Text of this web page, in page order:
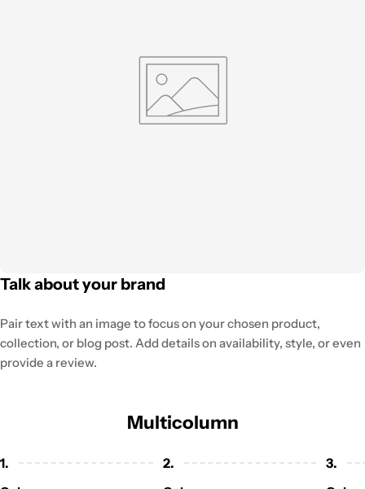
Talk about your brand
Pair text with an image to focus on your chosen product,
collection, or blog post. Add details on availability, style, or even
provide a review.
Multicolumn
1. 2. 3.